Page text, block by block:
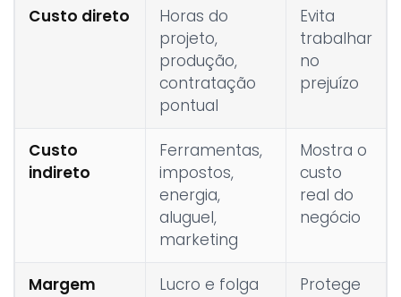
Custo direto
Horas do
projeto,
produção,
contratação
pontual
Evita
trabalhar
no
prejuízo
Custo
indireto
Ferramentas,
impostos,
energia,
aluguel,
marketing
Mostra o
custo
real do
negócio
Margem
Lucro e folga
Protege